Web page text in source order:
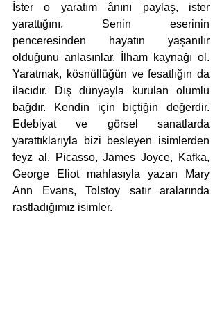
İster o yaratım ânını paylaş, ister
yarattığını. Senin eserinin
penceresinden hayatın yaşanılır
olduğunu anlasınlar. İlham kaynağı ol.
Yaratmak, kösnüllüğün ve fesatlığın da
ilacıdır. Dış dünyayla kurulan olumlu
bağdır. Kendin için biçtiğin değerdir.
Edebiyat ve görsel sanatlarda
yarattıklarıyla bizi besleyen isimlerden
feyz al. Picasso, James Joyce, Kafka,
George Eliot mahlasıyla yazan Mary
Ann Evans, Tolstoy satır aralarında
rastladığımız isimler.